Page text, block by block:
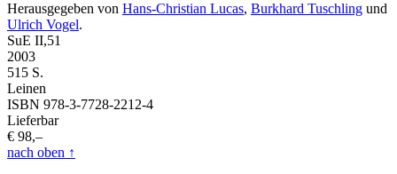
Herausgegeben von Hans-Christian Lucas, Burkhard Tuschling und
Ulrich Vogel.
SuE II,51
2003
515 S.
Leinen
ISBN 978-3-7728-2212-4
Lieferbar
€ 98,–
nach oben ↑